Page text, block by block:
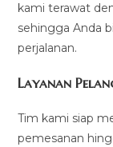
kami terawat
sehingga Anda
perjalanan.
Layanan
Tim kami siap
pemesanan